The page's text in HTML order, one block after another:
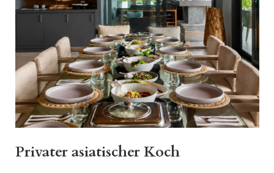
Privater asiatischer Koch